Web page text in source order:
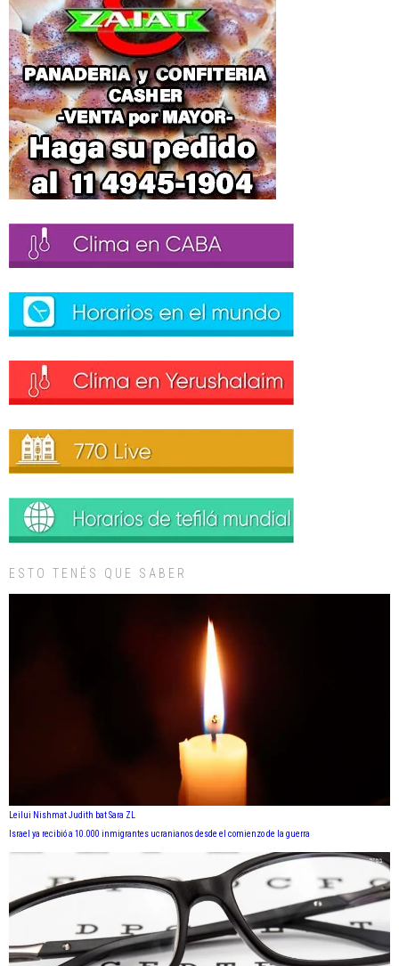
ESTO TENÉS QUE SABER
Leilui Nishmat Judith bat Sara ZL
Israel ya recibió a 10.000 inmigrantes ucranianos desde el comienzo de la guerra